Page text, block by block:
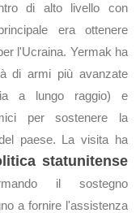
di alto livello con
era ottenere
l'Ucraina. Yermak ha
di armi più avanzate
a lungo raggio) e
per sostenere la
paese. La visita ha
statunitense
il sostegno
a fornire l'assistenza